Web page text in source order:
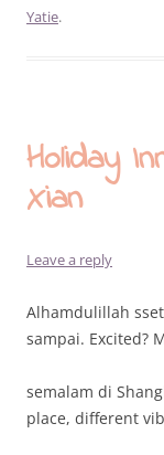
Yatie.
Holiday
Xian
Leave a reply
Alhamdulillah
sampai. Excited?
semalam di
place, different